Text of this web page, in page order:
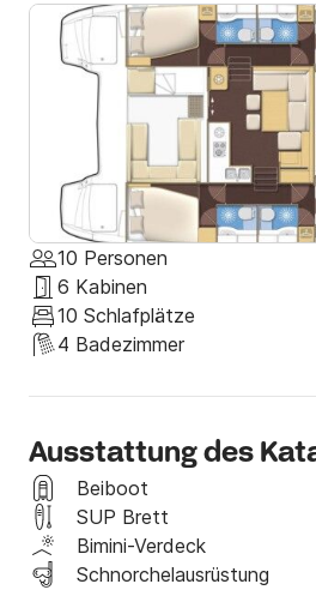
10 Personen
6 Kabinen
10 Schlafplätze
4 Badezimmer
Ausstattung des
Beiboot
SUP Brett
Bimini-Verdeck
Schnorchelausrüstung